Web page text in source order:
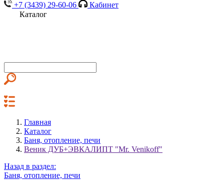
+7 (3439) 29-60-06
Кабинет
Каталог
Главная
Каталог
Баня, отопление, печи
Веник ДУБ+ЭВКАЛИПТ "Mr. Venikoff"
Назад в раздел:
Баня, отопление, печи